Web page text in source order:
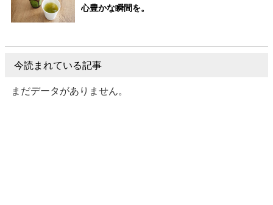
心豊かな瞬間を。
今読まれている記事
まだデータがありません。